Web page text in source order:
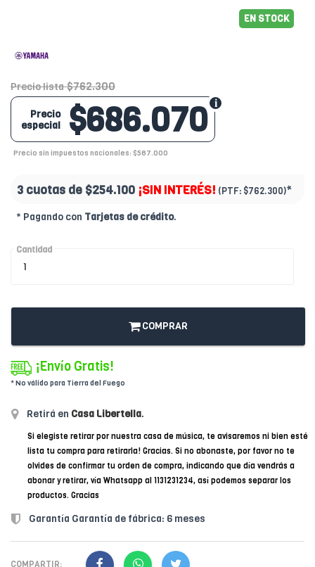
EN STOCK
Precio lista $762.300
$686.070
Precio
especial
Precio sin impuestos nacionales: $567.000
3 cuotas de $254.100 ¡SIN INTERÉS! (PTF: $762.300)*
* Pagando con Tarjetas de crédito.
Cantidad
COMPRAR
¡Envío Gratis!
* No válido para Tierra del Fuego
Retirá en Casa Libertella.
Si elegiste retirar por nuestra casa de música, te avisaremos ni bien esté
lista tu compra para retirarla! Gracias. Si no abonaste, por favor no te
olvides de confirmar tu orden de compra, indicando que día vendrás a
abonar y retirar, vía Whatsapp al 1131231234, así podemos separar los
productos. Gracias
Garantía Garantía de fábrica: 6 meses
COMPARTIR: